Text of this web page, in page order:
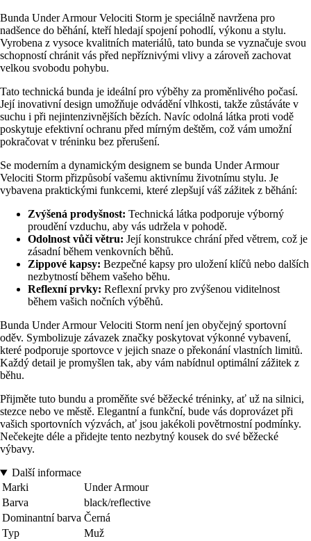
Bunda Under Armour Velociti Storm je speciálně navržena pro
nadšence do běhání, kteří hledají spojení pohodlí, výkonu a stylu.
Vyrobena z vysoce kvalitních materiálů, tato bunda se vyznačuje svou
schopností chránit vás před nepříznivými vlivy a zároveň zachovat
velkou svobodu pohybu.
Tato technická bunda je ideální pro výběhy za proměnlivého počasí.
Její inovativní design umožňuje odvádění vlhkosti, takže zůstáváte v
suchu i při nejintenzivnějších bězích. Navíc odolná látka proti vodě
poskytuje efektivní ochranu před mírným deštěm, což vám umožní
pokračovat v tréninku bez přerušení.
Se moderním a dynamickým designem se bunda Under Armour
Velociti Storm přizpůsobí vašemu aktivnímu životnímu stylu. Je
vybavena praktickými funkcemi, které zlepšují váš zážitek z běhání:
Zvýšená prodyšnost: Technická látka podporuje výborný
proudění vzduchu, aby vás udržela v pohodě.
Odolnost vůči větru: Její konstrukce chrání před větrem, což je
zásadní během venkovních běhů.
Zippové kapsy: Bezpečné kapsy pro uložení klíčů nebo dalších
nezbytností během vašeho běhu.
Reflexní prvky: Reflexní prvky pro zvýšenou viditelnost
během vašich nočních výběhů.
Bunda Under Armour Velociti Storm není jen obyčejný sportovní
oděv. Symbolizuje závazek značky poskytovat výkonné vybavení,
které podporuje sportovce v jejich snaze o překonání vlastních limitů.
Každý detail je promyšlen tak, aby vám nabídnul optimální zážitek z
běhu.
Přijměte tuto bundu a proměňte své běžecké tréninky, ať už na silnici,
stezce nebo ve městě. Elegantní a funkční, bude vás doprovázet při
vašich sportovních výzvách, ať jsou jakékoli povětrnostní podmínky.
Nečekejte déle a přidejte tento nezbytný kousek do své běžecké
výbavy.
Další informace
Marki
Under Armour
Barva
black/reflective
Dominantní barva Černá
Typ
Muž